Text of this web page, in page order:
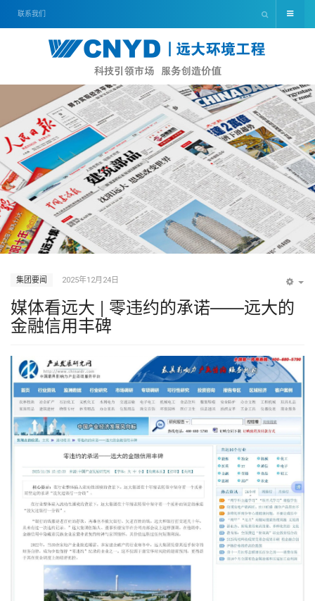
联系我们
集团要闻 2025年12月24日
媒体看远大 | 零违约的承诺——远大的
金融信用丰碑